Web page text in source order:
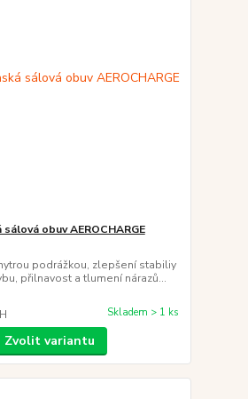
obuv AEROCHARGE
podrážkou, zlepšení stabiliy
přilnavost a tlumení nárazů...
Skladem > 1 ks
Zvolit variantu